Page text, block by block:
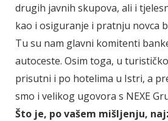
drugih javnih skupova, ali i
kao i osiguranje i pratnju novca
Tu su nam glavni komitenti
autoceste. Osim toga, u
prisutni i po hotelima u Istri, a
smo i velikog ugovora s NEXE
Što je, po vašem mišljenju,